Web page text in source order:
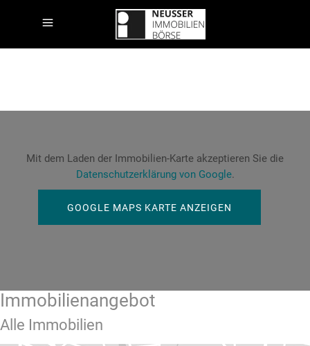
Mit dem Laden der Immobilien-Karte akzeptieren Sie die
Datenschutzerklärung von Google.
GOOGLE MAPS KARTE ANZEIGEN
Immobilien­angebot
Alle Immobilien